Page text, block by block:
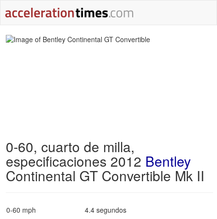
0-60, cuarto de milla,
especificaciones 2012 Bentley
Continental GT Convertible Mk II
0-60 mph
4.4 segundos